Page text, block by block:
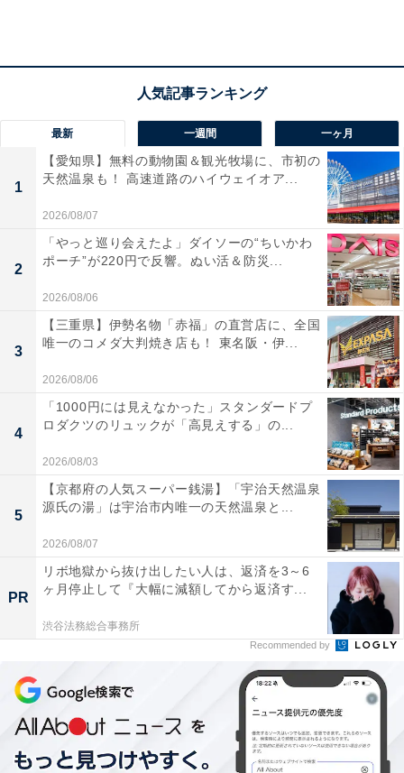
にある「ネットストアで応募する」のリ
店舗は、応募完了後に変更やキャンセルができませんの
でご注意を。応募は1人につき1回までで、ネットストア
会員になることが条件です。
抽選結果はいつ分かる？
抽選結果は12月12日（月）に発表予定です。ネットスト
アの注文履歴から確認しましょう。また当選者には12月
16日（金）までにメールでも連絡が届きます。
受け取り期間は1月1〜10日の間
最新 一週間 一ヶ月
1
【愛知県】無料の動物園＆観光牧場に、市初の
天然温泉も！ 高速道路のハイウェイオア...
2026/08/07
2
「やっと巡り会えたよ」ダイソーの“ちいかわ
ポーチ”が220円で反響。ぬい活＆防災...
2026/08/06
3
【三重県】伊勢名物「赤福」の直営店に、全国
唯一のコメダ大判焼き店も！ 東名阪・伊...
2026/08/06
4
「1000円には見えなかった」スタンダードプ
ロダクツのリュックが「高見えする」の...
2026/08/03
5
【京都府の人気スーパー銭湯】「宇治天然温泉
源氏の湯」は宇治市内唯一の天然温泉と...
2026/08/07
PR
リボ地獄から抜け出したい人は、返済を3～6
ヶ月停止して『大幅に減額してから返済す...
渋谷法務総合事務所
Recommended by